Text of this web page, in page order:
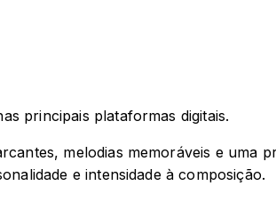
principais plataformas digitais.
melodias memoráveis e uma
e intensidade à composição.